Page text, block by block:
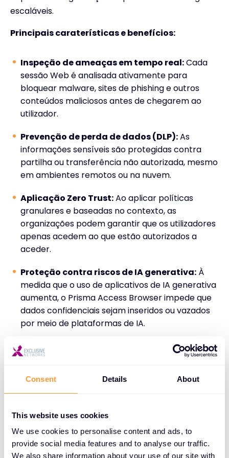
Consent Details About
This website uses cookies
We use cookies to personalise content and ads, to
provide social media features and to analyse our traffic.
We also share information about your use of our site with
escaláveis.
Principais caraterísticas e benefícios:
Inspeção de ameaças em tempo real:Cada
sessão Web é analisada ativamente para
bloquear malware, sites de phishing e outros
conteúdos maliciosos antes de chegarem ao
utilizador.
Prevenção de perda de dados (DLP):As
informações sensíveis são protegidas contra
partilha ou transferência não autorizada, mesmo
em ambientes remotos ou na nuvem.
Aplicação Zero Trust:Ao aplicar políticas
granulares e baseadas no contexto, as
organizações podem garantir que os utilizadores
apenas acedem ao que estão autorizados a
aceder.
Proteção contra riscos de IA generativa: À
medida que o uso de aplicativos de IA generativa
aumenta, o Prisma Access Browser impede que
dados confidenciais sejam inseridos ou vazados
por meio de plataformas de IA.
não apenas uma ferramenta de segurança, mas
uma camada fundamental em qualquer estratégia
Capacitar os parceiros com o Exclusive
Networks Demo Lab